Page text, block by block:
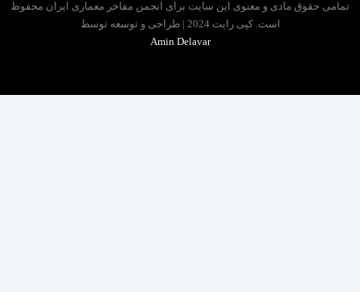
حقوق مادی و معنوی این سایت برای انجمن مفاخر معماری ایران محفوظ
است. کپی رایت 2024 | طراحی و توسعه توسط
Amin Delavar